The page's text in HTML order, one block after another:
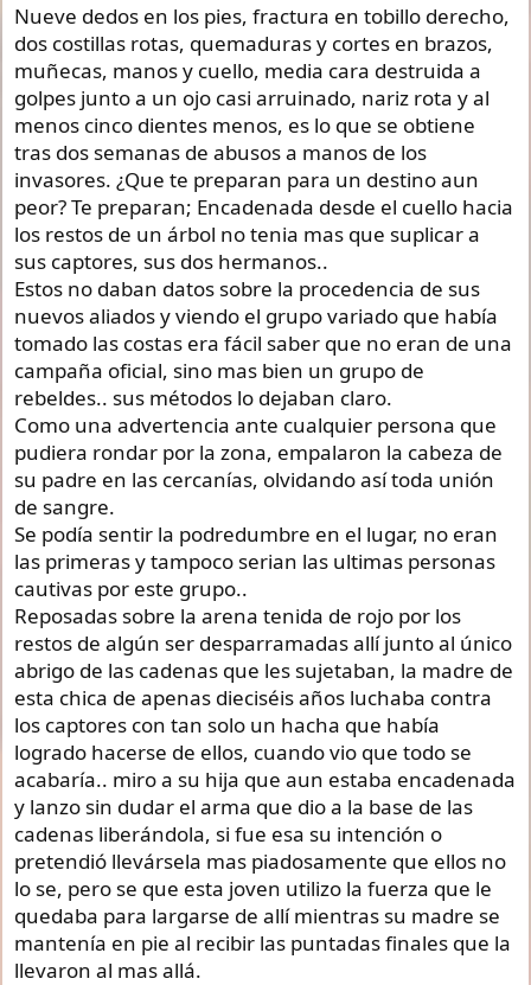
Nueve dedos en los pies, fractura en tobillo derecho,
dos costillas rotas, quemaduras y cortes en brazos,
muñecas, manos y cuello, media cara destruida a
golpes junto a un ojo casi arruinado, nariz rota y al
menos cinco dientes menos, es lo que se obtiene
tras dos semanas de abusos a manos de los
invasores. ¿Que te preparan para un destino aun
peor? Te preparan; Encadenada desde el cuello hacia
los restos de un árbol no tenia mas que suplicar a
sus captores, sus dos hermanos..
Estos no daban datos sobre la procedencia de sus
nuevos aliados y viendo el grupo variado que había
tomado las costas era fácil saber que no eran de una
campaña oficial, sino mas bien un grupo de
rebeldes.. sus métodos lo dejaban claro.
Como una advertencia ante cualquier persona que
pudiera rondar por la zona, empalaron la cabeza de
su padre en las cercanías, olvidando así toda unión
de sangre.
Se podía sentir la podredumbre en el lugar, no eran
las primeras y tampoco serian las ultimas personas
cautivas por este grupo..
Reposadas sobre la arena tenida de rojo por los
restos de algún ser desparramadas allí junto al único
abrigo de las cadenas que les sujetaban, la madre de
esta chica de apenas dieciséis años luchaba contra
los captores con tan solo un hacha que había
logrado hacerse de ellos, cuando vio que todo se
acabaría.. miro a su hija que aun estaba encadenada
y lanzo sin dudar el arma que dio a la base de las
cadenas liberándola, si fue esa su intención o
pretendió llevársela mas piadosamente que ellos no
lo se, pero se que esta joven utilizo la fuerza que le
quedaba para largarse de allí mientras su madre se
mantenía en pie al recibir las puntadas finales que la
llevaron al mas allá.